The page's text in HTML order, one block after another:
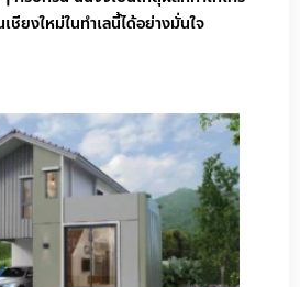
ยงใหม่ในทำเลนี้ได้อย่างมั่นใจ